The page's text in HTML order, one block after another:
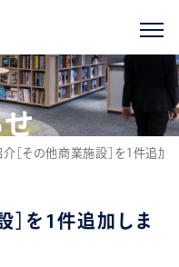
［その他商業施設］を1件追加
］を1件追加しま